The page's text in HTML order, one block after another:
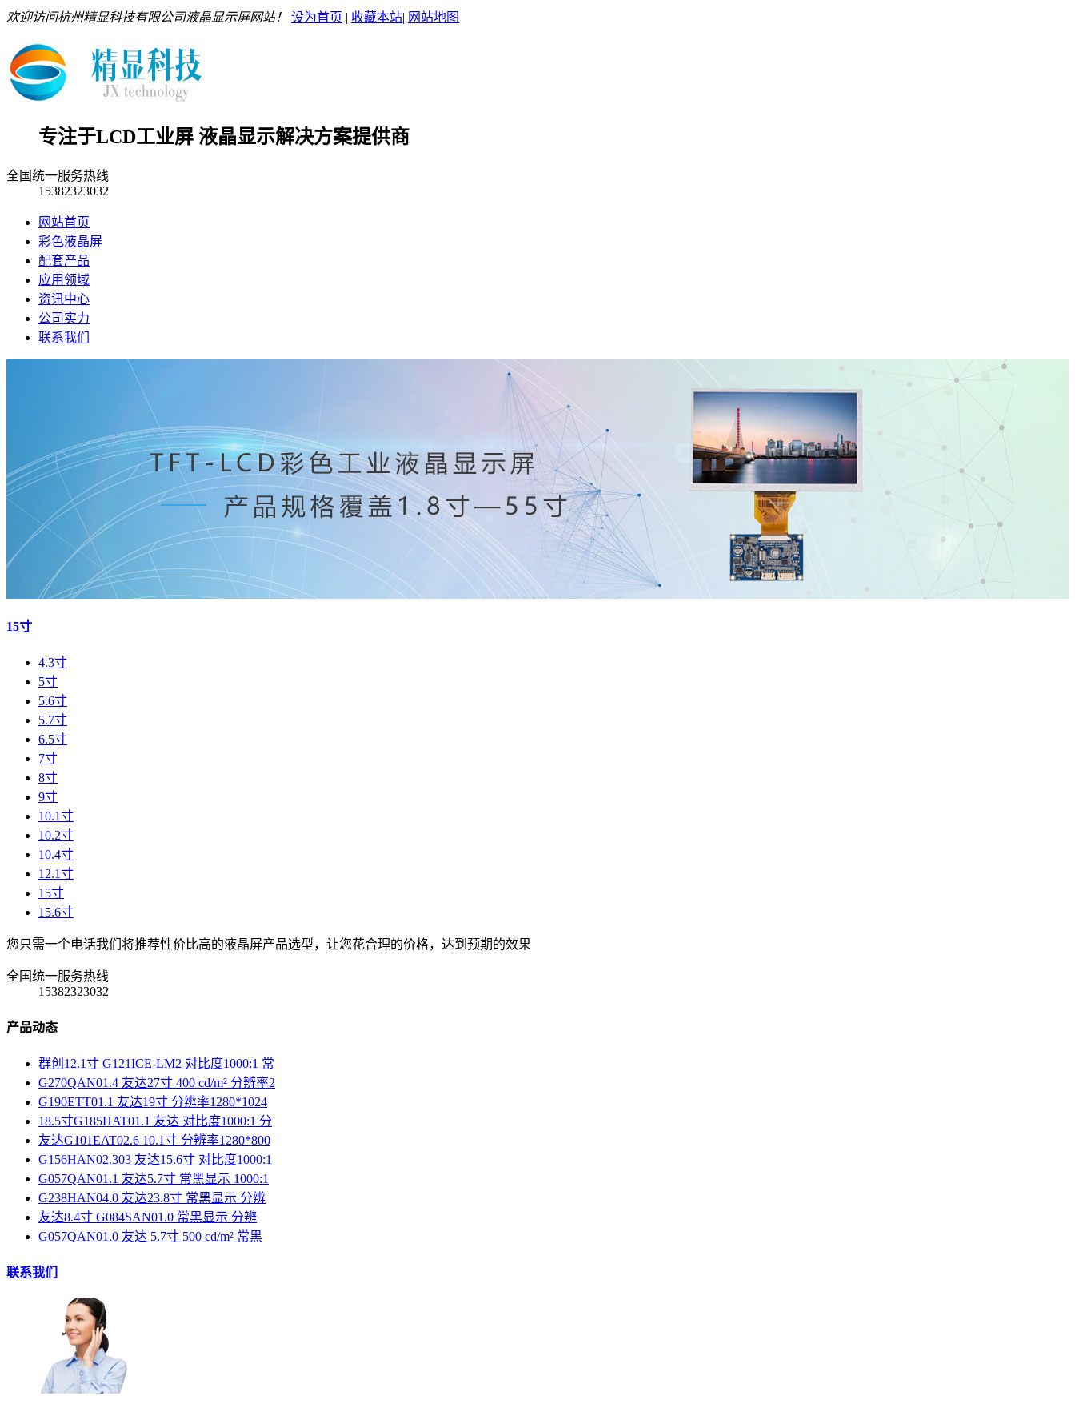
欢迎访问杭州精显科技有限公司液晶显示屏网站！ 设为首页 | 收藏本站| 网站地图
专注于LCD工业屏 液晶显示解决方案提供商
全国统一服务热线
15382323032
网站首页
彩色液晶屏
配套产品
应用领域
资讯中心
公司实力
联系我们
15寸
4.3寸
5寸
5.6寸
5.7寸
6.5寸
7寸
8寸
9寸
10.1寸
10.2寸
10.4寸
12.1寸
15寸
15.6寸
您只需一个电话我们将推荐性价比高的液晶屏产品选型，让您花合理的价格，达到预期的效果
全国统一服务热线
15382323032
产品动态
群创12.1寸 G121ICE-LM2 对比度1000:1 常
G270QAN01.4 友达27寸 400 cd/m² 分辨率2
G190ETT01.1 友达19寸 分辨率1280*1024
18.5寸G185HAT01.1 友达 对比度1000:1 分
友达G101EAT02.6 10.1寸 分辨率1280*800
G156HAN02.303 友达15.6寸 对比度1000:1
G057QAN01.1 友达5.7寸 常黑显示 1000:1
G238HAN04.0 友达23.8寸 常黑显示 分辨
友达8.4寸 G084SAN01.0 常黑显示 分辨
G057QAN01.0 友达 5.7寸 500 cd/m² 常黑
联系我们